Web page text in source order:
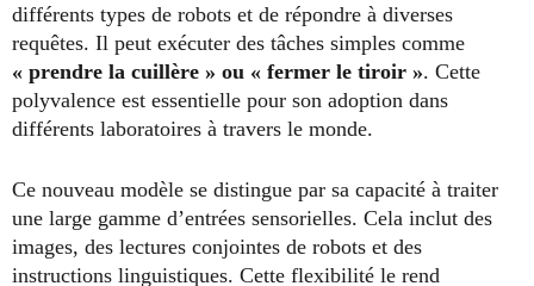
différents types de robots et de répondre à diverses
requêtes. Il peut exécuter des tâches simples comme
« prendre la cuillère » ou « fermer le tiroir ». Cette
polyvalence est essentielle pour son adoption dans
différents laboratoires à travers le monde.
Ce nouveau modèle se distingue par sa capacité à traiter
une large gamme d’entrées sensorielles. Cela inclut des
images, des lectures conjointes de robots et des
instructions linguistiques. Cette flexibilité le rend